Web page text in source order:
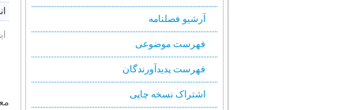
آرشیو فصلنامه
فهرست موضوعی
فهرست پدیدآورندگان
اشتراک نسخه چاپی